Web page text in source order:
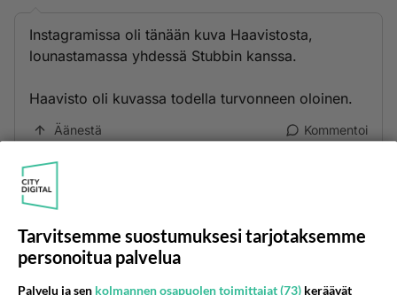
Instagramissa oli tänään kuva Haavistosta,
lounastamassa yhdessä Stubbin kanssa.
Haavisto oli kuvassa todella turvonneen oloinen.
Äänestä Kommentoi
Tarvitsemme suostumuksesi tarjotaksemme
personoitua palvelua
Palvelu ja sen kolmannen osapuolen toimittajat (73) keräävät